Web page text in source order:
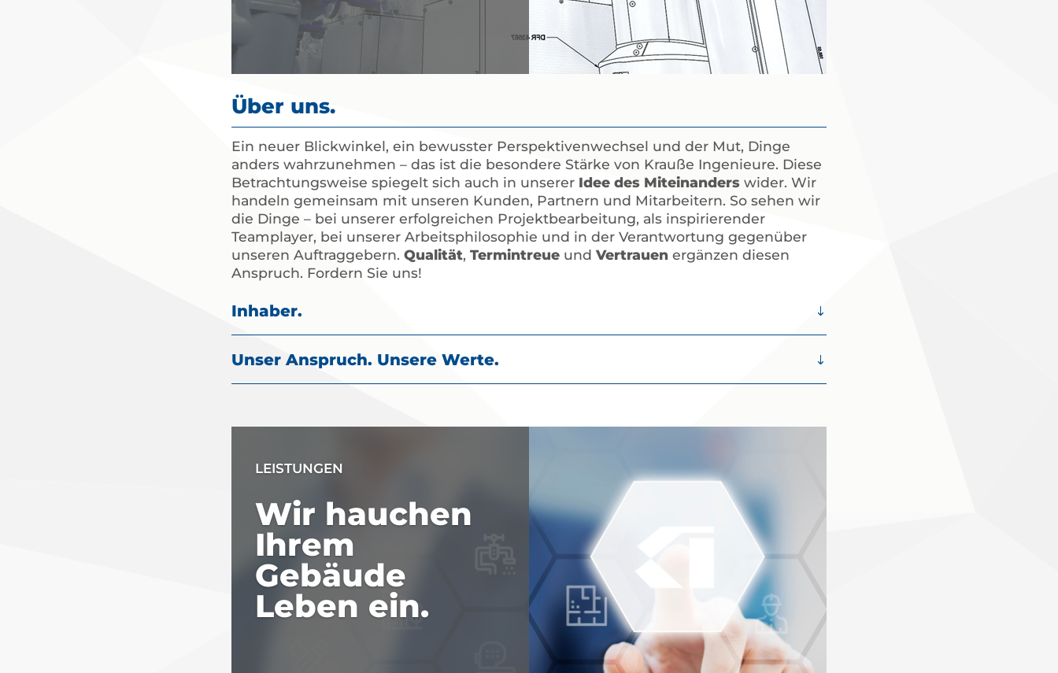
Über uns.
Ein neuer Blickwinkel, ein bewusster Perspektivenwechsel und der Mut, Dinge
anders wahrzunehmen – das ist die besondere Stärke von Krauße Ingenieure. Diese
Betrachtungsweise spiegelt sich auch in unserer Idee des Miteinanders wider. Wir
handeln gemeinsam mit unseren Kunden, Partnern und Mitarbeitern. So sehen wir
die Dinge – bei unserer erfolgreichen Projektbearbeitung, als inspirierender
Teamplayer, bei unserer Arbeitsphilosophie und in der Verantwortung gegenüber
unseren Auftraggebern. Qualität, Termintreue und Vertrauen ergänzen diesen
Anspruch. Fordern Sie uns!
Inhaber.
Unser Anspruch. Unsere Werte.
LEISTUNGEN
Wir hauchen
Ihrem
Gebäude
Leben ein.